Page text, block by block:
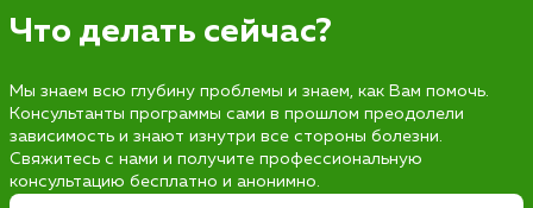
Что делать сейчас?
Мы знаем всю глубину проблемы и знаем, как Вам помочь.
Консультанты программы сами в прошлом преодолели
зависимость и знают изнутри все стороны болезни.
Свяжитесь с нами и получите профессиональную
консультацию бесплатно и анонимно.